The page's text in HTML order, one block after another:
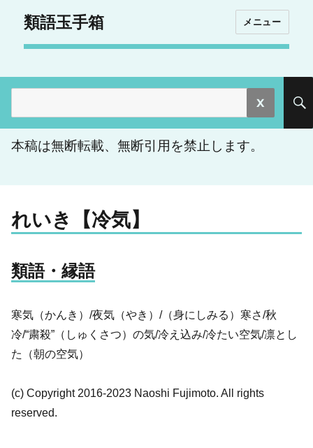
類語玉手箱 メニュー
索:
本稿は無断転載、無断引用を禁止します。
れいき【冷気】
類語・縁語
寒気（かんき）/夜気（やき）/（身にしみる）寒さ/秋
冷/“粛殺”（しゅくさつ）の気/冷え込み/冷たい空気/凛とし
た（朝の空気）
(c) Copyright 2016-2023 Naoshi Fujimoto. All rights
reserved.